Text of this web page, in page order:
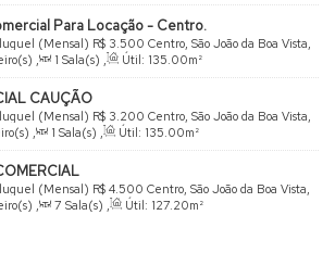
Para Locação - Centro.
R$ 3.500
(Mensal)
Centro, São João da Boa Vista,
, 1 Sala(s) , Útil: 135.00m²
CAUÇÃO
R$ 3.200
(Mensal)
Centro, São João da Boa Vista,
, 1 Sala(s) , Útil: 135.00m²
R$ 4.500
(Mensal)
Centro, São João da Boa Vista,
, 7 Sala(s) , Útil: 127.20m²